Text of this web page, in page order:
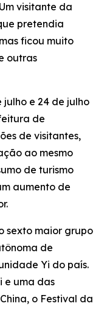
visitante da
pretendia
ficou muito
outras
julho e 24 de julho
de
de visitantes,
ao mesmo
de turismo
aumento de
sexto maior grupo
de
Yi do país.
e uma das
o Festival da